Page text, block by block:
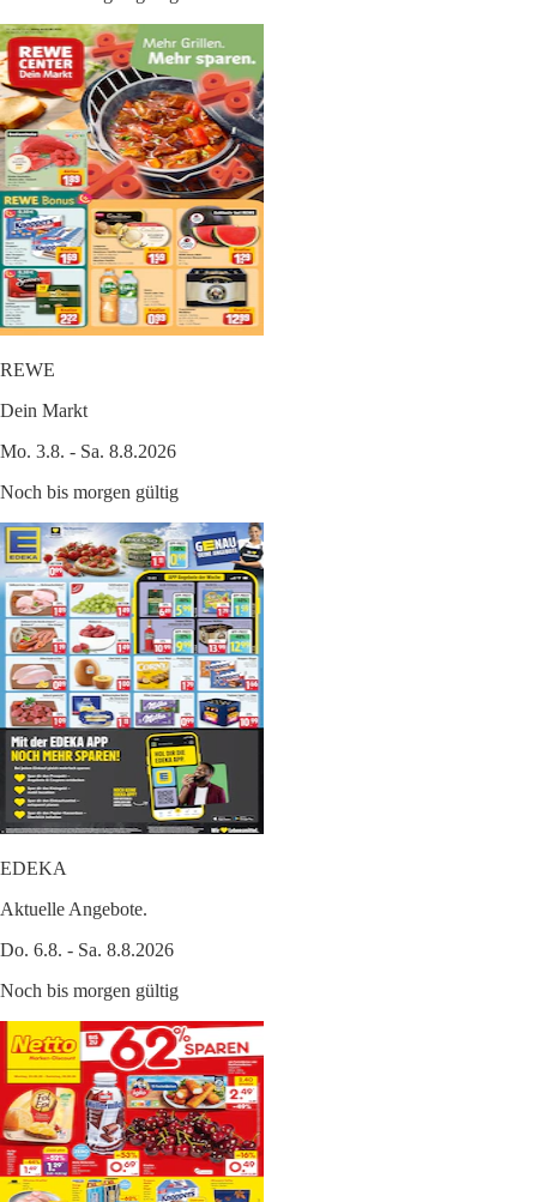
REWE
Dein Markt
Mo. 3.8. - Sa. 8.8.2026
Noch bis morgen gültig
EDEKA
Aktuelle Angebote.
Do. 6.8. - Sa. 8.8.2026
Noch bis morgen gültig